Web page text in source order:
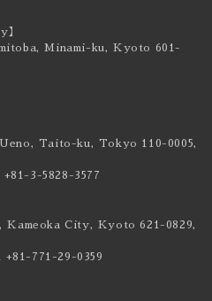
Minami-ku,Kyoto 601-
Taito-ku, Tokyo 110-0005,
+81-3-5828-3577
Kameoka City, Kyoto 621-0829,
+81-771-29-0359